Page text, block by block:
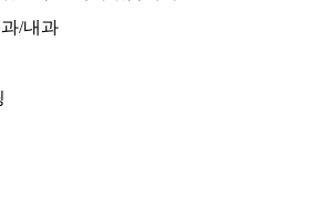
/내과